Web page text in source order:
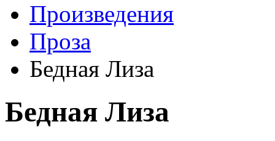
Произведения
Проза
Бедная Лиза
Бедная Лиза